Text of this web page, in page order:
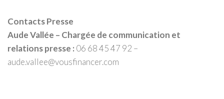
Contacts Presse
Aude Vallée – Chargée de communication et
relations presse : 06 68 45 47 92 –
aude.vallee@vousfinancer.com